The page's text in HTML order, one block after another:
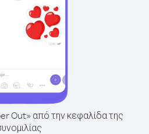
Out» από την κεφαλίδα της